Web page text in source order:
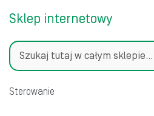
Sklep internetowy
Szukaj
Sterowanie